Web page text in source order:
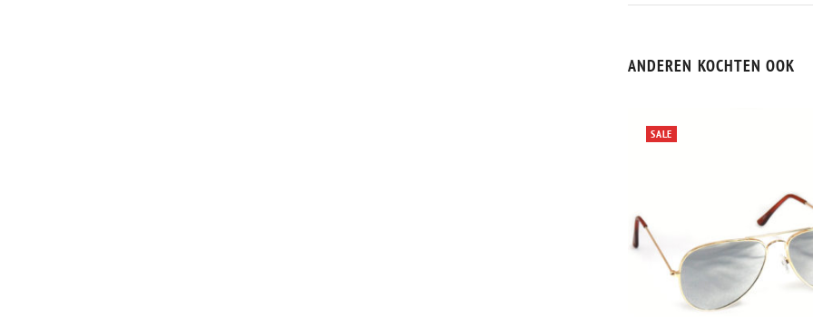
ANDEREN KOCHTEN OOK
SALE